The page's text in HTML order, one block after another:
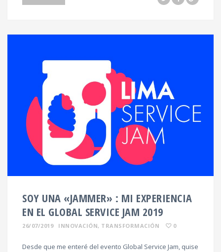
SOY UNA «JAMMER» : MI EXPERIENCIA
EN EL GLOBAL SERVICE JAM 2019
26/07/2019 INNOVACIÓN, TRANSFORMACIÓN 0
Desde que me enteré del evento Global Service Jam, quise